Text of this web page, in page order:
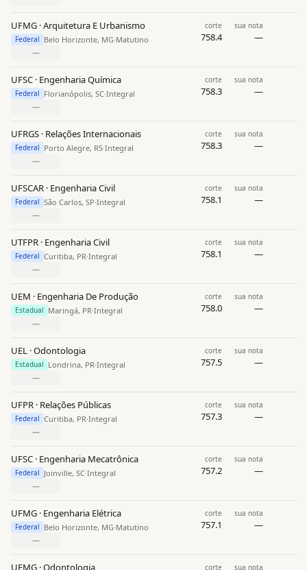
UFMG · Arquitetura E Urbanismo
Federal Belo Horizonte, MG·Matutino
corte
758.4
sua nota
—
—
UFSC · Engenharia Química
Federal Florianópolis, SC·Integral
corte
758.3
sua nota
—
—
UFRGS · Relações Internacionais
Federal Porto Alegre, RS·Integral
corte
758.3
sua nota
—
—
UFSCAR · Engenharia Civil
Federal São Carlos, SP·Integral
corte
758.1
sua nota
—
—
UTFPR · Engenharia Civil
Federal Curitiba, PR·Integral
corte
758.1
sua nota
—
—
UEM · Engenharia De Produção
Estadual Maringá, PR·Integral
corte
758.0
sua nota
—
—
UEL · Odontologia
Estadual Londrina, PR·Integral
corte
757.5
sua nota
—
—
UFPR · Relações Públicas
Federal Curitiba, PR·Integral
corte
757.3
sua nota
—
—
UFSC · Engenharia Mecatrônica
Federal Joinville, SC·Integral
corte
757.2
sua nota
—
—
UFMG · Engenharia Elétrica
Federal Belo Horizonte, MG·Matutino
corte
757.1
sua nota
—
—
UFMG · Odontologia corte sua nota